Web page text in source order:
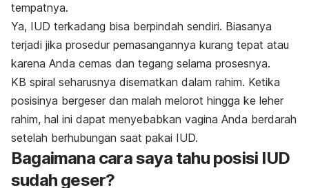
tempatnya.
Ya, IUD terkadang bisa berpindah sendiri. Biasanya
terjadi jika prosedur pemasangannya kurang tepat atau
karena Anda cemas dan tegang selama prosesnya.
KB spiral seharusnya disematkan dalam rahim. Ketika
posisinya bergeser dan malah melorot hingga ke leher
rahim, hal ini dapat menyebabkan vagina Anda berdarah
setelah berhubungan saat pakai IUD.
Bagaimana cara saya tahu posisi IUD
sudah geser?